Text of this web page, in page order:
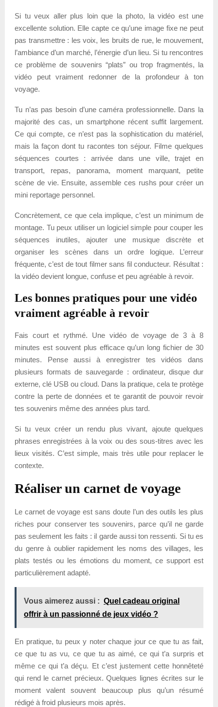
Si tu veux aller plus loin que la photo, la vidéo est une
excellente solution. Elle capte ce qu’une image fixe ne peut
pas transmettre : les voix, les bruits de rue, le mouvement,
l’ambiance d’un marché, l’énergie d’un lieu. Si tu rencontres
ce problème de souvenirs “plats” ou trop fragmentés, la
vidéo peut vraiment redonner de la profondeur à ton
voyage.
Tu n’as pas besoin d’une caméra professionnelle. Dans la
majorité des cas, un smartphone récent suffit largement.
Ce qui compte, ce n’est pas la sophistication du matériel,
mais la façon dont tu racontes ton séjour. Filme quelques
séquences courtes : arrivée dans une ville, trajet en
transport, repas, panorama, moment marquant, petite
scène de vie. Ensuite, assemble ces rushs pour créer un
mini reportage personnel.
Concrètement, ce que cela implique, c’est un minimum de
montage. Tu peux utiliser un logiciel simple pour couper les
séquences inutiles, ajouter une musique discrète et
organiser les scènes dans un ordre logique. L’erreur
fréquente, c’est de tout filmer sans fil conducteur. Résultat :
la vidéo devient longue, confuse et peu agréable à revoir.
Les bonnes pratiques pour une vidéo
vraiment agréable à revoir
Fais court et rythmé. Une vidéo de voyage de 3 à 8
minutes est souvent plus efficace qu’un long fichier de 30
minutes. Pense aussi à enregistrer tes vidéos dans
plusieurs formats de sauvegarde : ordinateur, disque dur
externe, clé USB ou cloud. Dans la pratique, cela te protège
contre la perte de données et te garantit de pouvoir revoir
tes souvenirs même des années plus tard.
Si tu veux créer un rendu plus vivant, ajoute quelques
phrases enregistrées à la voix ou des sous-titres avec les
lieux visités. C’est simple, mais très utile pour replacer le
contexte.
Réaliser un carnet de voyage
Le carnet de voyage est sans doute l’un des outils les plus
riches pour conserver tes souvenirs, parce qu’il ne garde
pas seulement les faits : il garde aussi ton ressenti. Si tu es
du genre à oublier rapidement les noms des villages, les
plats testés ou les émotions du moment, ce support est
particulièrement adapté.
Vous aimerez aussi : Quel cadeau original
offrir à un passionné de jeux vidéo ?
En pratique, tu peux y noter chaque jour ce que tu as fait,
ce que tu as vu, ce que tu as aimé, ce qui t’a surpris et
même ce qui t’a déçu. Et c’est justement cette honnêteté
qui rend le carnet précieux. Quelques lignes écrites sur le
moment valent souvent beaucoup plus qu’un résumé
rédigé à froid plusieurs mois après.